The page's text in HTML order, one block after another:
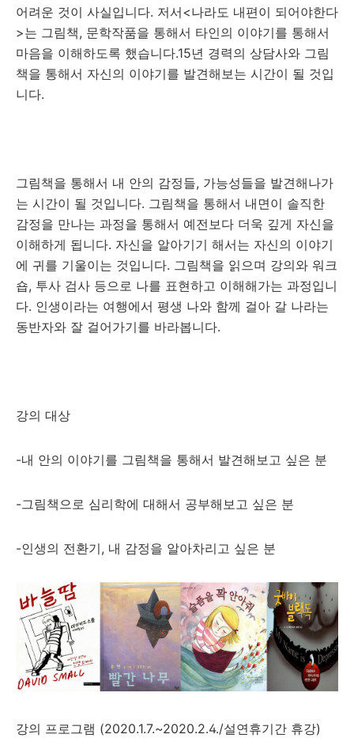
어려운 것이 사실입니다. 저서<나라도 내편이 되어야한다
>는 그림책, 문학작품을 통해서 타인의 이야기를 통해서
마음을 이해하도록 했습니다.15년 경력의 상담사와 그림
책을 통해서 자신의 이야기를 발견해보는 시간이 될 것입
니다.
그림책을 통해서 내 안의 감정들, 가능성들을 발견해나가
는 시간이 될 것입니다. 그림책을 통해서 내면이 솔직한
감정을 만나는 과정을 통해서 예전보다 더욱 깊게 자신을
이해하게 됩니다. 자신을 알아기기 해서는 자신의 이야기
에 귀를 기울이는 것입니다. 그림책을 읽으며 강의와 워크
숍, 투사 검사 등으로 나를 표현하고 이해해가는 과정입니
다. 인생이라는 여행에서 평생 나와 함께 걸아 갈 나라는
동반자와 잘 걸어가기를 바라봅니다.
강의 대상
-내 안의 이야기를 그림책을 통해서 발견해보고 싶은 분
-그림책으로 심리학에 대해서 공부해보고 싶은 분
-인생의 전환기, 내 감정을 알아차리고 싶은 분
강의 프로그램 (2020.1.7.~2020.2.4./설연휴기간 휴강)